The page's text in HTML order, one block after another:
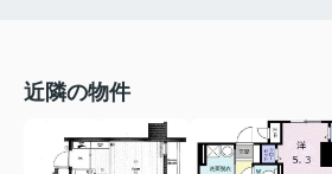
近隣の物件